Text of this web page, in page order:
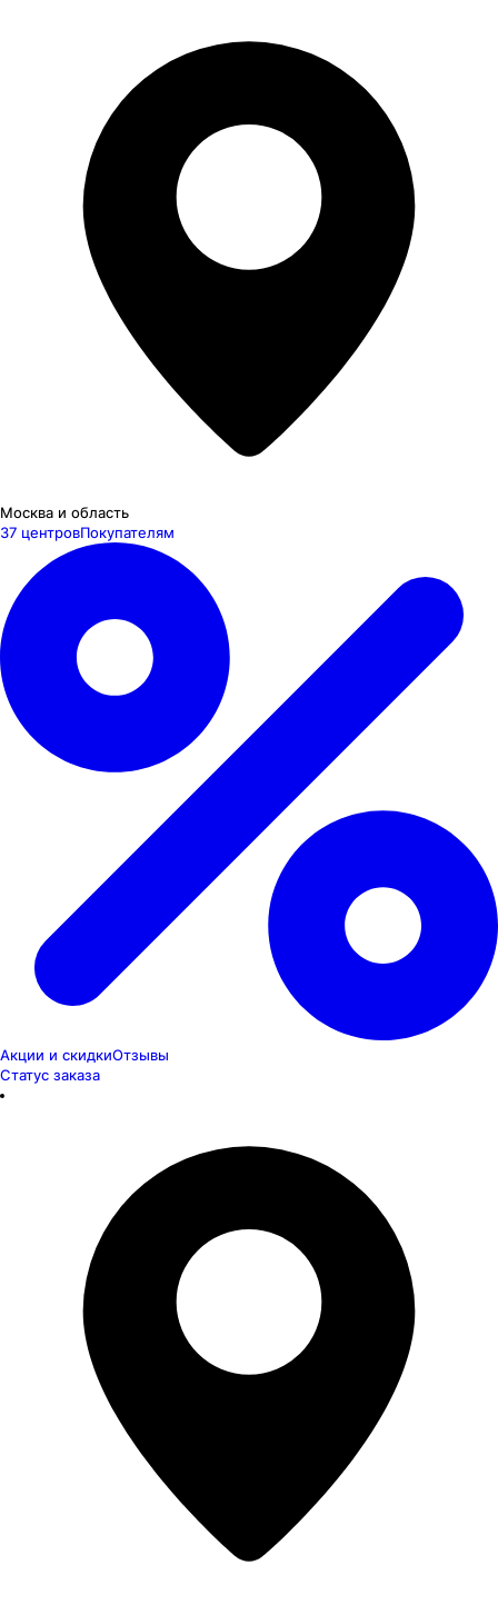
Москва и область
37 центровПокупателям
Акции и скидкиОтзывы
Статус заказа